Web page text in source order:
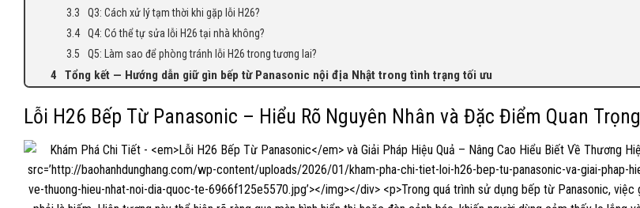
Q3: Cách xử lý tạm thời khi gặp lỗi H26?
Q4: Có thể tự sửa lỗi H26 tại nhà không?
Q5: Làm sao để phòng tránh lỗi H26 trong tương lai?
Tổng kết — Hướng dẫn giữ gìn bếp từ Panasonic nội địa Nhật trong tình trạng tối ưu
Lỗi H26 Bếp Từ Panasonic – Hiểu Rõ Nguyên Nhân và Đặc Điểm Quan Trọng